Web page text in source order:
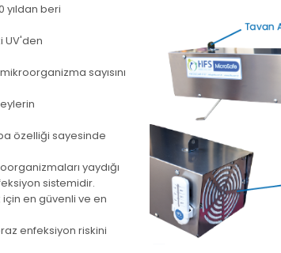
yıldan beri
UV'den
sayısını
özelliği sayesinde
yaydığı
sistemidir.
en güvenli ve en
enfeksiyon riskini